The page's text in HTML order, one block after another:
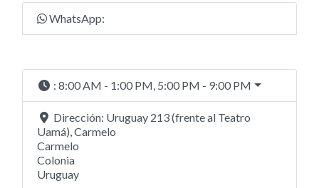
WhatsApp:
: 8:00 AM - 1:00 PM, 5:00 PM - 9:00 PM
Dirección: Uruguay 213 (frente al Teatro
Uamá), Carmelo
Carmelo
Colonia
Uruguay